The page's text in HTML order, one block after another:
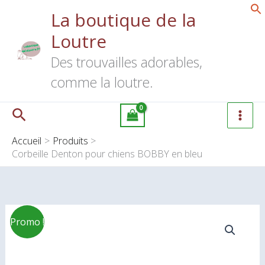
La boutique de la
Loutre
Des trouvailles adorables,
comme la loutre.
Rechercher
Accueil
Produits
Corbeille Denton pour chiens BOBBY en bleu
Promo !
quantité
de